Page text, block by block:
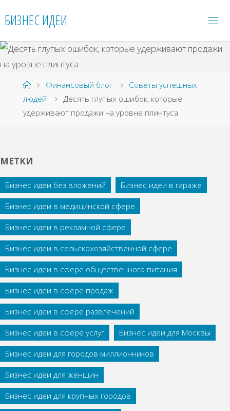
БИЗНЕС ИДЕИ
ГлавнаяФинансовый блог
Советы успешных
людей
Десять глупых ошибок, которые
удерживают продажи на уровне плинтуса
МЕТКИ
Бизнес идеи без вложений
Бизнес идеи в гараже
Бизнес идеи в медицинской сфере
Бизнес идеи в рекламной сфере
Бизнес идеи в сельскохозяйственной сфере
Бизнес идеи в сфере общественного питания
Бизнес идеи в сфере продаж
Бизнес идеи в сфере развлечений
Бизнес идеи в сфере услуг
Бизнес идеи для Москвы
Бизнес идеи для городов миллионников
Бизнес идеи для женщин
Бизнес идеи для крупных городов